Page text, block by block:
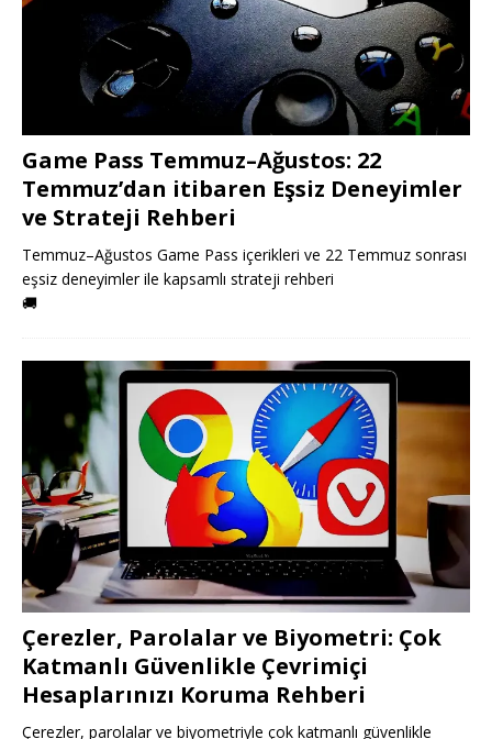
Game Pass Temmuz–Ağustos: 22
Temmuz’dan itibaren Eşsiz Deneyimler
ve Strateji Rehberi
Temmuz–Ağustos Game Pass içerikleri ve 22 Temmuz sonrası
eşsiz deneyimler ile kapsamlı strateji rehberi
🚚
Çerezler, Parolalar ve Biyometri: Çok
Katmanlı Güvenlikle Çevrimiçi
Hesaplarınızı Koruma Rehberi
Çerezler, parolalar ve biyometriyle çok katmanlı güvenlikle